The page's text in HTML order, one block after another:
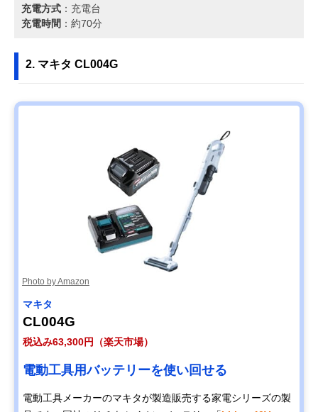
充電方式 ：充電台
充電時間 ：約70分
2. マキタ CL004G
Photo by Amazon
マキタ
CL004G
税込み63,300円（楽天市場）
電動工具用バッテリーを使い回せる
電動工具メーカーのマキタが製造販売する家電シリーズの製